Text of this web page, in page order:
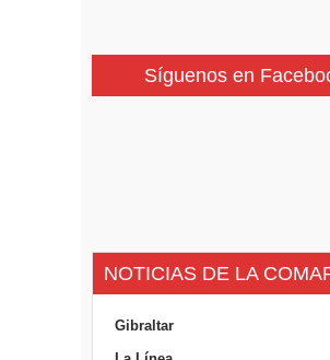
Síguenos en
NOTICIAS DE LA
Gibraltar